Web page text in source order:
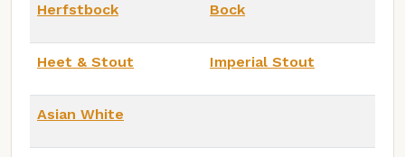
Herfstbock Bock
Heet & Stout Imperial Stout
Asian White